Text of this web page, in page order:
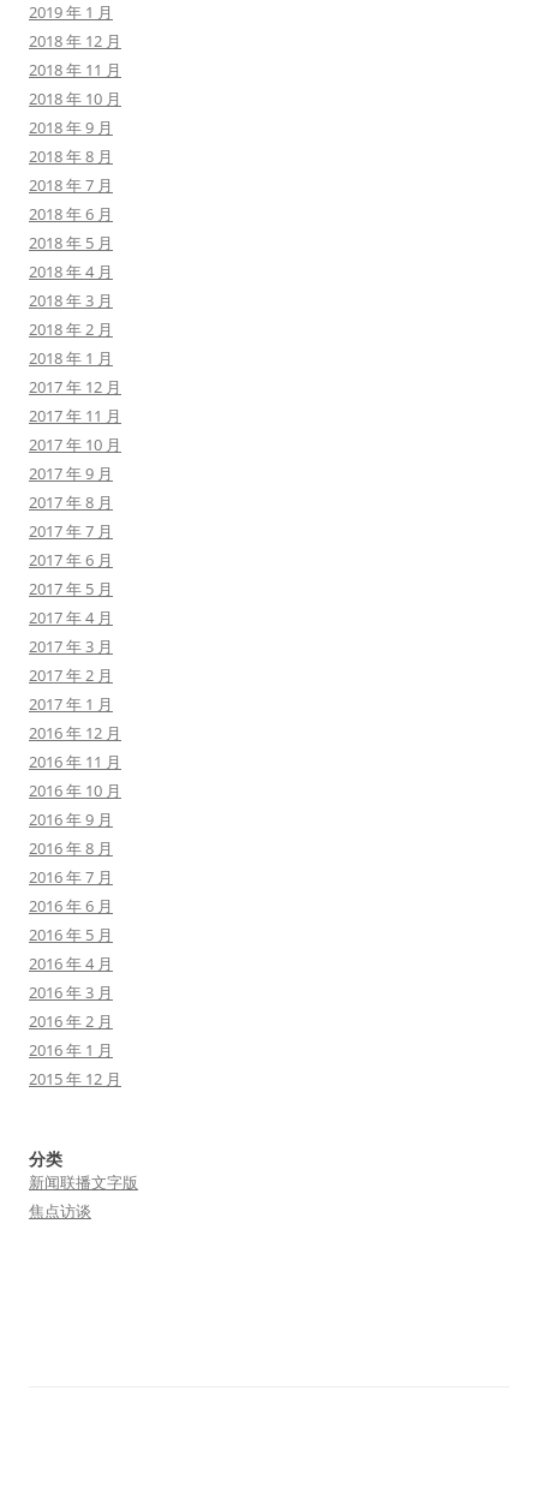
2019 年 1 月
2018 年 12 月
2018 年 11 月
2018 年 10 月
2018 年 9 月
2018 年 8 月
2018 年 7 月
2018 年 6 月
2018 年 5 月
2018 年 4 月
2018 年 3 月
2018 年 2 月
2018 年 1 月
2017 年 12 月
2017 年 11 月
2017 年 10 月
2017 年 9 月
2017 年 8 月
2017 年 7 月
2017 年 6 月
2017 年 5 月
2017 年 4 月
2017 年 3 月
2017 年 2 月
2017 年 1 月
2016 年 12 月
2016 年 11 月
2016 年 10 月
2016 年 9 月
2016 年 8 月
2016 年 7 月
2016 年 6 月
2016 年 5 月
2016 年 4 月
2016 年 3 月
2016 年 2 月
2016 年 1 月
2015 年 12 月
分类
新闻联播文字版
焦点访谈